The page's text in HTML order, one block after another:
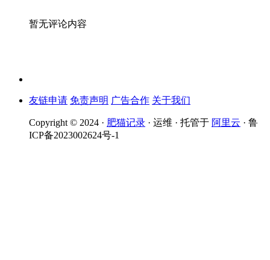
暂无评论内容
友链申请 免责声明 广告合作 关于我们
Copyright © 2024 · 肥猫记录 · 运维 · 托管于 阿里云 · 鲁
ICP备2023002624号-1